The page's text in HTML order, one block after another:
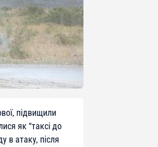
підвищили
як “таксі до
в атаку, після